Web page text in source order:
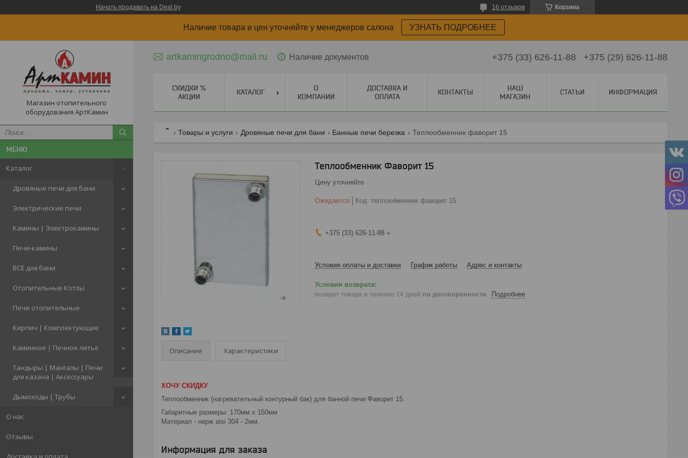
Начать продавать на Deal.by Корзина
16 отзывов
Наличие товара и цен уточняйте у менеджеров салона УЗНАТЬ ПОДРОБНЕЕ
Магазин отопительного
оборудования АртКамин
Каталог
Дровяные печи для бани
Электрические печи
Камины | Электрокамины
Печи-камины
ВСЕ для бани
Отопительные Котлы
Печи отопительные
Кирпич | Комплектующие
Каминное | Печное литье
Тандыры | Мангалы | Печи
для казана | Аксессуары
Дымоходы | Трубы
О нас
Отзывы
artkamingrodno@mail.ru Наличие документов +375 (33) 626-11-88 +375 (29) 626-11-88
СКИДКИ %
АКЦИИ
КАТАЛОГ
О
КОМПАНИИ
ДОСТАВКА И
ОПЛАТА
КОНТАКТЫ
НАШ
МАГАЗИН
СТАТЬИ ИНФОРМАЦИЯ
Товары и услуги Дровяные печи для бани Банные печи березка Теплообменник фаворит 15
Теплообменник Фаворит 15
Цену уточняйте
Ожидается Код: теплообменник фаворит 15
+375 (33) 626-11-88
Условия оплаты и доставки График работы Адрес и контакты
возврат товара в течение 14 дней по договоренности Подробнее
Описание Характеристики
ХОЧУ СКИДКУ
Теплообменник (нагревательный контурный бак) для банной печи Фаворит 15.
Габаритные размеры: 170мм х 150мм
Материал - нерж aisi 304 - 2мм.
Информация для заказа